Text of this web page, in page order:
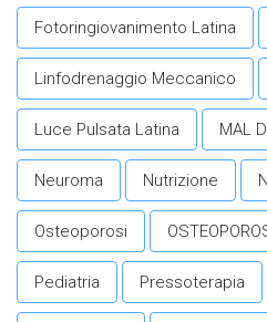
Fotoringiovanimento Latina
Linfodrenaggio Meccanico
Luce Pulsata Latina MAL
Neuroma Nutrizione
Osteoporosi
Pediatria Pressoterapia